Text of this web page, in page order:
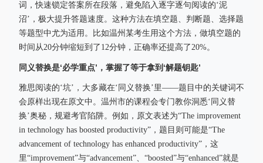
词，快速锁定答案所在段落，避免陷入逐字逐句阅读的‘泥
沼’，极大提升答题速度。这种方法在填空题、判断题、选择题
等题型中尤为适用。比如温州某考生用这个方法，做填空题的
时间从20分钟缩短到了12分钟，正确率还提高了20%。
同义替换是‘必学重点’，掌握了等于拿到‘解题钥匙’
雅思阅读的‘坑’，大多藏在‘同义替换’里——题目中的关键词不
会原样出现在原文中。温州市的课程会专门教你洞悉‘同义替
换’奥秘，规避考官陷阱。例如，原文表述为“The improvement
in technology has boosted productivity”，题目则可能是“The
advancement of technology has enhanced productivity”，这
里“improvement”与“advancement”、“boosted”与“enhanced”就是